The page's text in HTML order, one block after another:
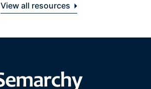
View all resources